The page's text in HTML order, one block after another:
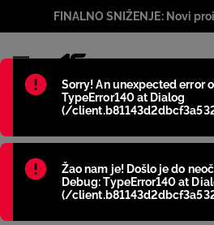
Błąd:
Sorry! An unexpected error
TypeError140 at Dialog
(/
Błąd:
Žao nam je! Došlo je do
Debug: TypeError140 at
(/
FINALNO SNIŽENJE: Novi